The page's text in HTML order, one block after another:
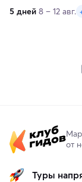
5 дней 8 – 12 авг.
от
Туры